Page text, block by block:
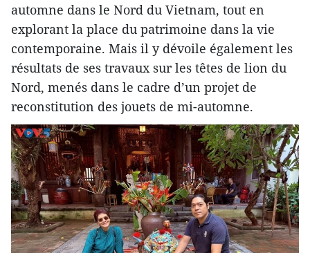
automne dans le Nord du Vietnam, tout en
explorant la place du patrimoine dans la vie
contemporaine. Mais il y dévoile également les
résultats de ses travaux sur les têtes de lion du
Nord, menés dans le cadre d’un projet de
reconstitution des jouets de mi-automne.